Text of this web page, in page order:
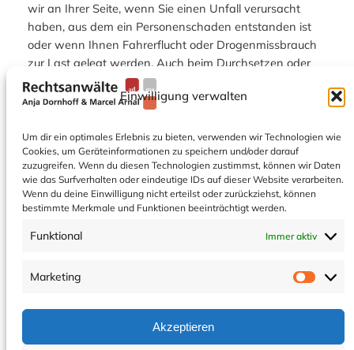
Einwilligung verwalten
Um dir ein optimales Erlebnis zu bieten, verwenden wir Technologien wie
Cookies, um Geräteinformationen zu speichern und/oder darauf
zuzugreifen. Wenn du diesen Technologien zustimmst, können wir Daten
wie das Surfverhalten oder eindeutige IDs auf dieser Website verarbeiten.
Wenn du deine Einwilligung nicht erteilst oder zurückziehst, können
bestimmte Merkmale und Funktionen beeinträchtigt werden.
Funktional Immer aktiv
Marketing
Akzeptieren
wir an Ihrer Seite, wenn Sie einen Unfall verursacht
haben, aus dem ein Personenschaden entstanden ist
oder wenn Ihnen Fahrerflucht oder Drogenmissbrauch
zur Last gelegt werden. Auch beim Durchsetzen oder
Abwehren von Schmerzensgeld können Sie sich auf
unsere tatkräftige Unterstützung verlassen.
Jetzt kontaktieren
Bahnhofstraße
57548 Kirchen
02741
60674
fax:
dornhoff-
Datenschutzhinweise